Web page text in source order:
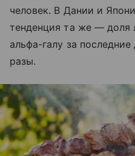
человек. В Дании и
тенденция та же — доля
альфа-галу за
разы.